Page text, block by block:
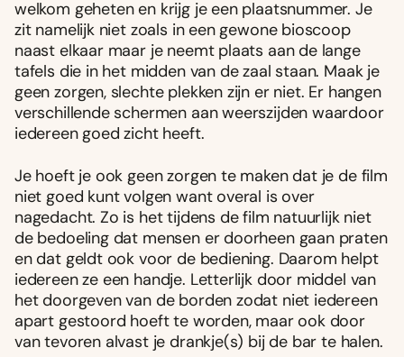
welkom geheten en krijg je een plaatsnummer. Je
zit namelijk niet zoals in een gewone bioscoop
naast elkaar maar je neemt plaats aan de lange
tafels die in het midden van de zaal staan. Maak je
geen zorgen, slechte plekken zijn er niet. Er hangen
verschillende schermen aan weerszijden waardoor
iedereen goed zicht heeft.
Je hoeft je ook geen zorgen te maken dat je de film
niet goed kunt volgen want overal is over
nagedacht. Zo is het tijdens de film natuurlijk niet
de bedoeling dat mensen er doorheen gaan praten
en dat geldt ook voor de bediening. Daarom helpt
iedereen ze een handje. Letterlijk door middel van
het doorgeven van de borden zodat niet iedereen
apart gestoord hoeft te worden, maar ook door
van tevoren alvast je drankje(s) bij de bar te halen.